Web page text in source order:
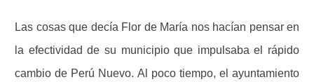
Las cosas que decía Flor de María nos hacían pensar en
la efectividad de su municipio que impulsaba el rápido
cambio de Perú Nuevo. Al poco tiempo, el ayuntamiento